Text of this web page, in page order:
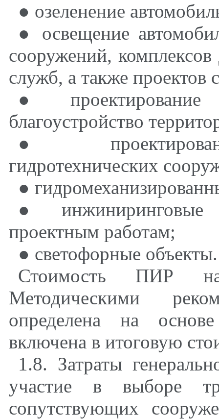
● озеленение
● освещение
сооружений,
служб, а также проектов
● проектирование
благоустройство
●
гидротехнических
●
● инжиниринговые
проектным работам;
● светофорные объекты.
Стоимость ПИР
Методическими
определена на
включена в итоговую
1.8. Затраты
участие в выборе
сопутствующих